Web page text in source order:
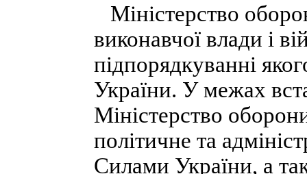
Міністерство
виконавчої влади і
підпорядкуванні
України. У межах
Міністерство
політичне та
Силами України, а